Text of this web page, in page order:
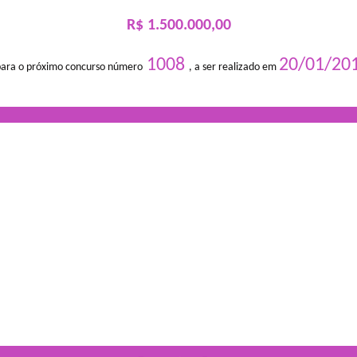
R$ 1.500.000,00
o próximo concurso número 1008 , a ser realizado em 20/01/